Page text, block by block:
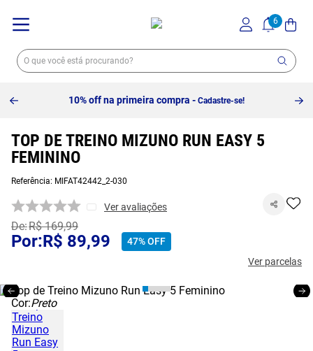
10% off na primeira compra - Cadastre-se!
TOP DE TREINO MIZUNO RUN EASY 5
FEMININO
Referência: MIFAT42442_2-030
Ver avaliações
R$ 169,99
R$ 89,99 47%OFF
Ver parcelas
Cor:Preto